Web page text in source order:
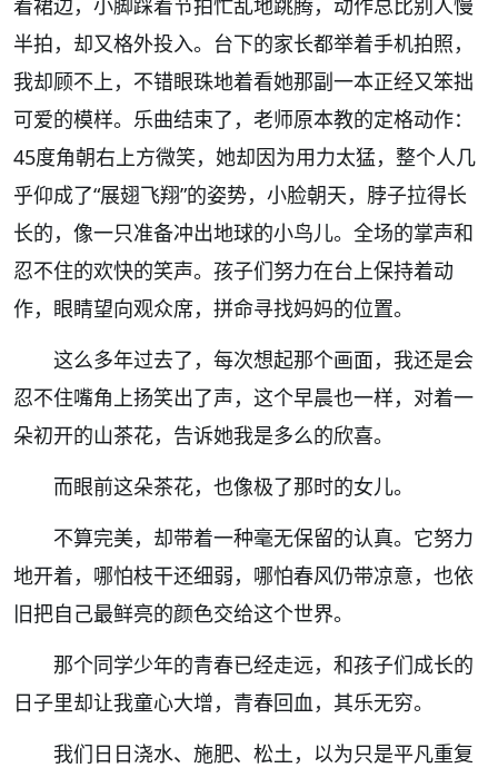
着裙边，小脚踩着节拍忙乱地跳腾，动作总比别人慢
半拍，却又格外投入。台下的家长都举着手机拍照，
我却顾不上，不错眼珠地着看她那副一本正经又笨拙
可爱的模样。乐曲结束了，老师原本教的定格动作：
45度角朝右上方微笑，她却因为用力太猛，整个人几
乎仰成了“展翅飞翔”的姿势，小脸朝天，脖子拉得长
长的，像一只准备冲出地球的小鸟儿。全场的掌声和
忍不住的欢快的笑声。孩子们努力在台上保持着动
作，眼睛望向观众席，拼命寻找妈妈的位置。
这么多年过去了，每次想起那个画面，我还是会
忍不住嘴角上扬笑出了声，这个早晨也一样，对着一
朵初开的山茶花，告诉她我是多么的欣喜。
而眼前这朵茶花，也像极了那时的女儿。
不算完美，却带着一种毫无保留的认真。它努力
地开着，哪怕枝干还细弱，哪怕春风仍带凉意，也依
旧把自己最鲜亮的颜色交给这个世界。
那个同学少年的青春已经走远，和孩子们成长的
日子里却让我童心大增，青春回血，其乐无穷。
我们日日浇水、施肥、松土，以为只是平凡重复